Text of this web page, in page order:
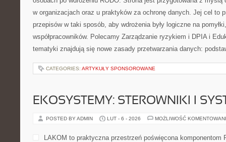
w organizacjach oraz u praktyków za ochronę danych. Jej cel to
przepisów w taki sposób, aby wdrożenia były logiczne na
współpracowników. Polecamy Zarządzanie ryzykiem i DPIA i
tematyki znajdują się nowe zasady przetwarzania danych:
CATEGORIES: ARTYKUŁY SPONSOROWANE
EKOSYSTEMY: STEROWNIKI I
POSTED BY ADMIN LUT - 6 - 2026 MOŻLIWOŚĆ
LAKOM to praktyczna przestrzeń poświęcona komponentom